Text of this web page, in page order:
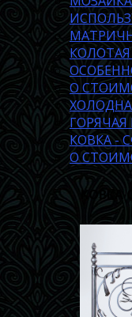
О
ГОРЯЧАЯ
КОВКА -
О